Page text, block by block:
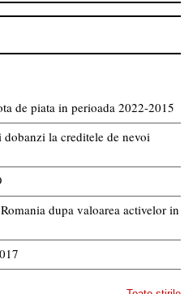
de piata in perioada 2022-2015
la creditele de nevoi
dupa valoarea activelor in